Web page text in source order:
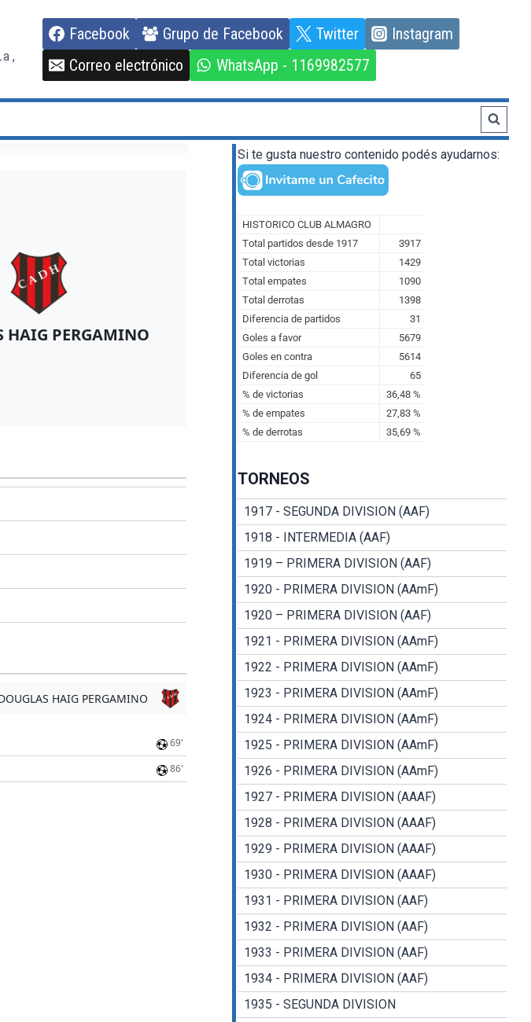
Facebook Grupo de Facebook Twitter
Instagram
Correo electrónico
WhatsApp - 1169982577
HAIG PERGAMINO
HAIG PERGAMINO
69'
86'
Si te gusta nuestro contenido podés ayudarnos:
TORNEOS
1917 - SEGUNDA DIVISION (AAF)
1918 - INTERMEDIA (AAF)
1919 – PRIMERA DIVISION (AAF)
1920 - PRIMERA DIVISION (AAmF)
1920 – PRIMERA DIVISION (AAF)
1921 - PRIMERA DIVISION (AAmF)
1922 - PRIMERA DIVISION (AAmF)
1923 - PRIMERA DIVISION (AAmF)
1924 - PRIMERA DIVISION (AAmF)
1925 - PRIMERA DIVISION (AAmF)
1926 - PRIMERA DIVISION (AAmF)
1927 - PRIMERA DIVISION (AAAF)
1928 - PRIMERA DIVISION (AAAF)
1929 - PRIMERA DIVISION (AAAF)
1930 - PRIMERA DIVISION (AAAF)
1931 - PRIMERA DIVISION (AAF)
1932 - PRIMERA DIVISION (AAF)
1933 - PRIMERA DIVISION (AAF)
1934 - PRIMERA DIVISION (AAF)
1935 - SEGUNDA DIVISION